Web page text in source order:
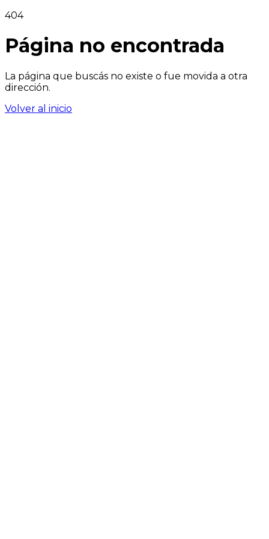
404
Página no encontrada
La página que buscás no existe o fue movida a otra
dirección.
Volver al inicio